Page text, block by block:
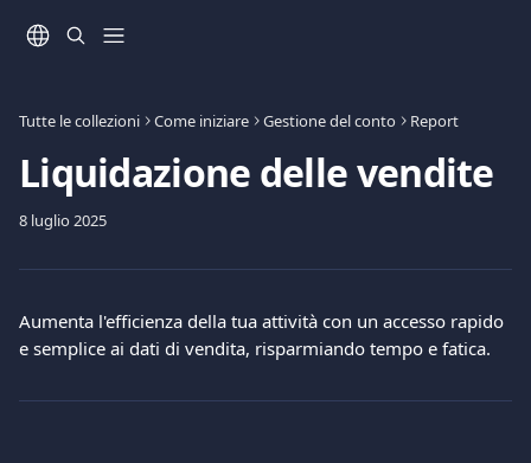
Tutte le collezioni Come iniziare Gestione del conto Report
Liquidazione delle vendite
8 luglio 2025
Aumenta l'efficienza della tua attività con un accesso rapido
e semplice ai dati di vendita, risparmiando tempo e fatica.